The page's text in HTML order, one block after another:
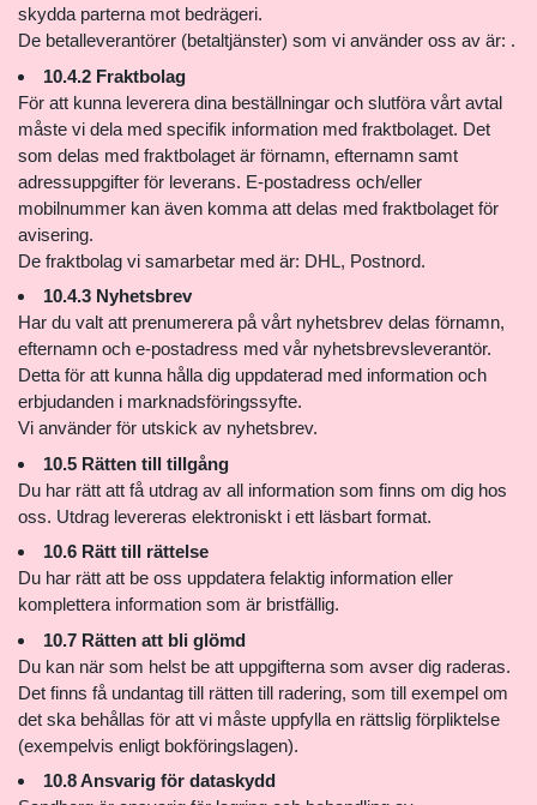
skydda parterna mot bedrägeri.
De betalleverantörer (betaltjänster) som vi använder oss av är: .
10.4.2 Fraktbolag
För att kunna leverera dina beställningar och slutföra vårt avtal
måste vi dela med specifik information med fraktbolaget. Det
som delas med fraktbolaget är förnamn, efternamn samt
adressuppgifter för leverans. E-postadress och/eller
mobilnummer kan även komma att delas med fraktbolaget för
avisering.
De fraktbolag vi samarbetar med är: DHL, Postnord.
10.4.3 Nyhetsbrev
Har du valt att prenumerera på vårt nyhetsbrev delas förnamn,
efternamn och e-postadress med vår nyhetsbrevsleverantör.
Detta för att kunna hålla dig uppdaterad med information och
erbjudanden i marknadsföringssyfte.
Vi använder för utskick av nyhetsbrev.
10.5 Rätten till tillgång
Du har rätt att få utdrag av all information som finns om dig hos
oss. Utdrag levereras elektroniskt i ett läsbart format.
10.6 Rätt till rättelse
Du har rätt att be oss uppdatera felaktig information eller
komplettera information som är bristfällig.
10.7 Rätten att bli glömd
Du kan när som helst be att uppgifterna som avser dig raderas.
Det finns få undantag till rätten till radering, som till exempel om
det ska behållas för att vi måste uppfylla en rättslig förpliktelse
(exempelvis enligt bokföringslagen).
10.8 Ansvarig för dataskydd